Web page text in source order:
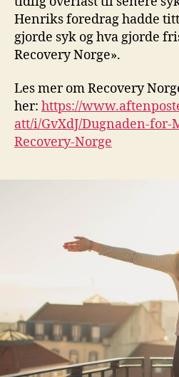
Henriks foredrag hadde
gjorde syk og hva gjorde
Recovery Norge».
Les mer om Recovery
her: https://
att/i/GvXdJ/Dugnaden-for-
Recovery-Norge